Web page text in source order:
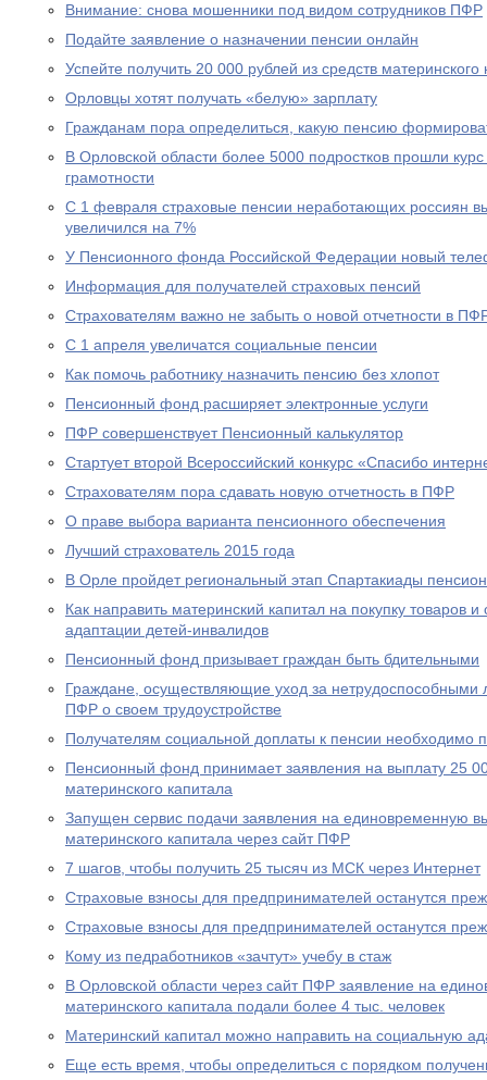
Внимание: снова мошенники под видом сотрудников ПФР
Подайте заявление о назначении пенсии онлайн
Успейте получить 20 000 рублей из средств материнского
Орловцы хотят получать «белую» зарплату
Гражданам пора определиться, какую пенсию
В Орловской области более 5000 подростков прошли
грамотности
С 1 февраля страховые пенсии неработающих россиян
увеличился на 7%
У Пенсионного фонда Российской Федерации новый
Информация для получателей страховых пенсий
Страхователям важно не забыть о новой отчетности в
С 1 апреля увеличатся социальные пенсии
Как помочь работнику назначить пенсию без хлопот
Пенсионный фонд расширяет электронные услуги
ПФР совершенствует Пенсионный калькулятор
Стартует второй Всероссийский конкурс «Спасибо
Страхователям пора сдавать новую отчетность в ПФР
О праве выбора варианта пенсионного обеспечения
Лучший страхователь 2015 года
В Орле пройдет региональный этап Спартакиады
Как направить материнский капитал на покупку товаров
адаптации детей-инвалидов
Пенсионный фонд призывает граждан быть бдительными
Граждане, осуществляющие уход за
ПФР о своем трудоустройстве
Получателям социальной доплаты к пенсии необходимо
Пенсионный фонд принимает заявления на выплату 25
материнского капитала
Запущен сервис подачи заявления на единовременную
материнского капитала через сайт ПФР
7 шагов, чтобы получить 25 тысяч из МСК через Интернет
Страховые взносы для предпринимателей останутся
Страховые взносы для предпринимателей останутся
Кому из педработников «зачтут» учебу в стаж
В Орловской области через сайт ПФР заявление на
материнского капитала подали более 4 тыс. человек
Материнский капитал можно направить на социальную
Еще есть время, чтобы определиться с порядком